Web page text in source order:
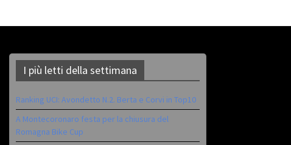
I più letti della settimana
Ranking UCI: Avondetto N.2. Berta e Corvi in Top10
A Montecoronaro festa per la chiusura del
Romagna Bike Cup